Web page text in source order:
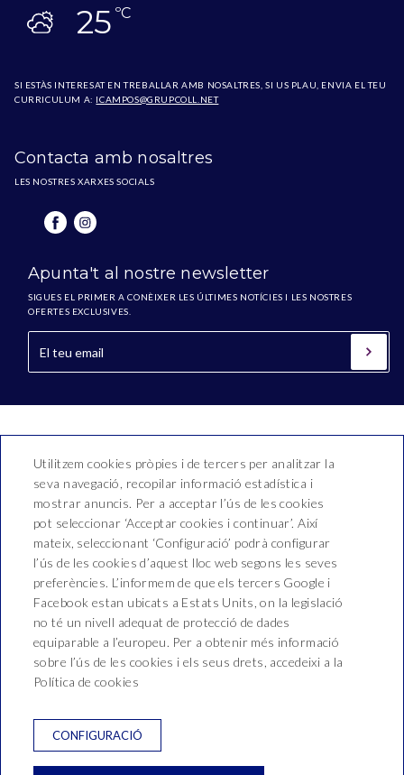
25ºC
SI ESTÀS INTERESAT EN TREBALLAR AMB NOSALTRES, SI US PLAU, ENVIA EL TEU
CURRICULUM A: ICAMPOS@GRUPCOLL.NET
Contacta amb nosaltres
LES NOSTRES XARXES SOCIALS
Apunta't al nostre newsletter
SIGUES EL PRIMER A CONÈIXER LES ÚLTIMES NOTÍCIES I LES NOSTRES
OFERTES EXCLUSIVES.
Hotel Bon Repòs
Vallderoure, 17-23
T. 937 690 512
reservas@hotelbonrepos.net
CONDICIONS DE RESERVA
POLÍTICA DE PRIVACITAT
Utilitzem cookies pròpies i de tercers per analitzar la
seva navegació, recopilar informació estadística i
mostrar anuncis. Per a acceptar l’ús de les cookies
pot seleccionar ‘Acceptar cookies i continuar’. Així
mateix, seleccionant ‘Configuració’ podrà configurar
l’ús de les cookies d’aquest lloc web segons les seves
preferències. L’informem de que els tercers Google i
Facebook estan ubicats a Estats Units, on la legislació
no té un nivell adequat de protecció de dades
equiparable a l’europeu. Per a obtenir més informació
sobre l’ús de les cookies i els seus drets, accedeixi a la
Política de cookies
CONFIGURACIÓ